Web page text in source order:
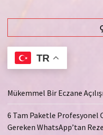
TR
Mükemmel Bir Eczane
6 Tam Paketle Profesyonel
Gereken WhatsApp’tan